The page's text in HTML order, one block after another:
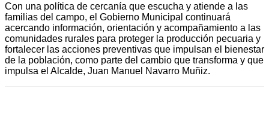
Con una política de cercanía que escucha y atiende a las
familias del campo, el Gobierno Municipal continuará
acercando información, orientación y acompañamiento a las
comunidades rurales para proteger la producción pecuaria y
fortalecer las acciones preventivas que impulsan el bienestar
de la población, como parte del cambio que transforma y que
impulsa el Alcalde, Juan Manuel Navarro Muñiz.